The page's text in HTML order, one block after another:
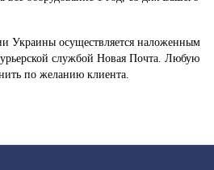
Украины осуществляется наложенным
службой Новая Почта. Любую
по желанию клиента.